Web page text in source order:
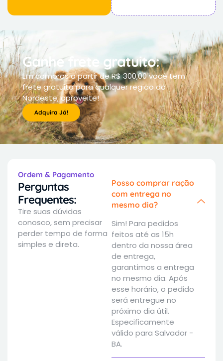
Ganhe frete gratuito:
Em compras a partir de R$ 300,00 você tem
frete gratuito para qualquer região do
Nordeste, aproveite!
Adquira Já!
Ordem & Pagamento
Perguntas
Frequentes:
Tire suas dúvidas
conosco, sem precisar
perder tempo de forma
simples e direta.
Posso comprar ração
com entrega no
mesmo dia?
Sim! Para pedidos
feitos até as 15h
dentro da nossa área
de entrega,
garantimos a entrega
no mesmo dia. Após
esse horário, o pedido
será entregue no
próximo dia útil.
Especificamente
válido para Salvador -
BA.